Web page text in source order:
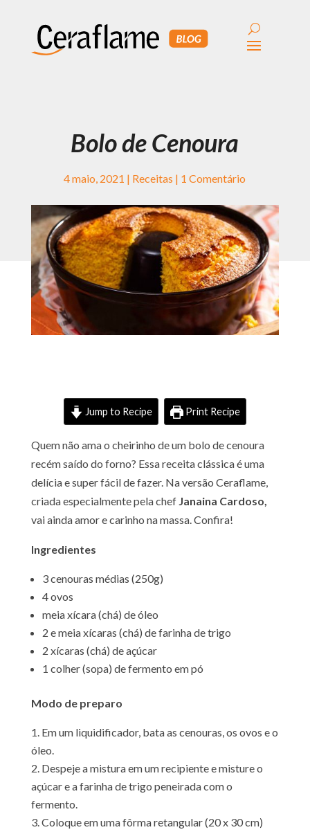
Bolo de Cenoura
4 maio, 2021 | Receitas | 1 Comentário
Jump to Recipe Print Recipe
Quem não ama o cheirinho de um bolo de cenoura
recém saído do forno? Essa receita clássica é uma
delícia e super fácil de fazer. Na versão Ceraflame,
criada especialmente pela chef Janaina Cardoso,
vai ainda amor e carinho na massa. Confira!
Ingredientes
3 cenouras médias (250g)
4 ovos
meia xícara (chá) de óleo
2 e meia xícaras (chá) de farinha de trigo
2 xícaras (chá) de açúcar
1 colher (sopa) de fermento em pó
Modo de preparo
Em um liquidificador, bata as cenouras, os ovos e o
óleo.
Despeje a mistura em um recipiente e misture o
açúcar e a farinha de trigo peneirada com o
fermento.
Coloque em uma fôrma retangular (20 x 30 cm)